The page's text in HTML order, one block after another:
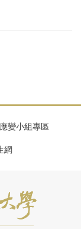
變小組專區
網